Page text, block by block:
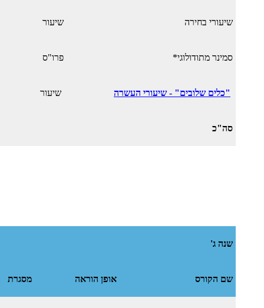
שיעורי בחירה שיעור
סמינר מתודולוגי* פרו"ס
"כלים שלובים" - שיעורי העשרה שיעור
סה"כ
שנה ג'
שם הקורס אופן הוראה מסגרת